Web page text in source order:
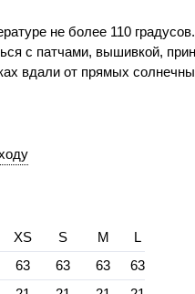
не более 110
с патчами, вышивкой,
вдали от прямых
XS S M
L
63 63 63
63